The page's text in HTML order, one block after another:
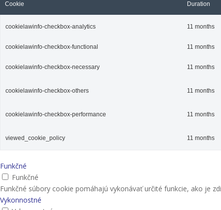
Cookie Duration
cookielawinfo-checkbox-analytics 11 months
cookielawinfo-checkbox-functional 11 months
cookielawinfo-checkbox-necessary 11 months
cookielawinfo-checkbox-others 11 months
cookielawinfo-checkbox-performance 11 months
viewed_cookie_policy 11 months
Funkčné
Funkčné
Funkčné súbory cookie pomáhajú vykonávať určité funkcie, ako je
Vykonnostné